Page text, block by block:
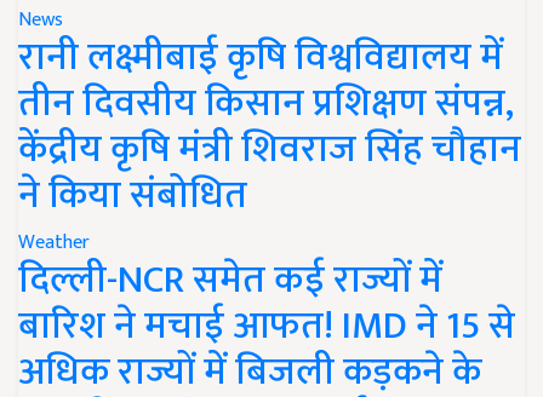
News
रानी लक्ष्मीबाई कृषि विश्वविद्यालय में
तीन दिवसीय किसान प्रशिक्षण संपन्न,
केंद्रीय कृषि मंत्री शिवराज सिंह चौहान
ने किया संबोधित
Weather
दिल्ली-NCR समेत कई राज्यों में
बारिश ने मचाई आफत! IMD ने 15 से
अधिक राज्यों में बिजली कड़कने के